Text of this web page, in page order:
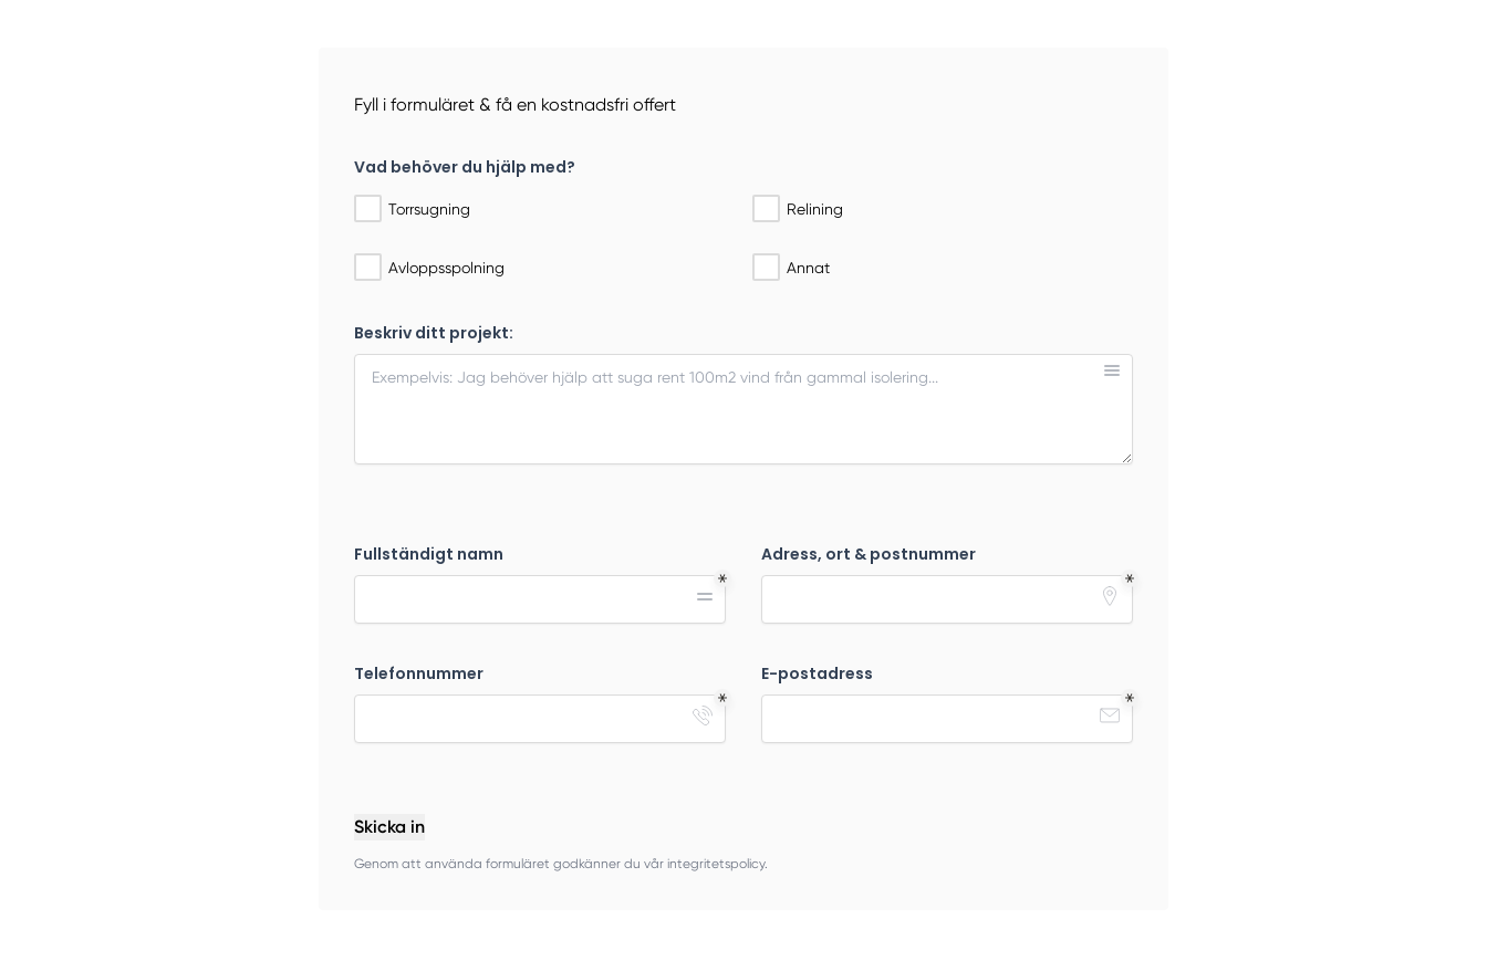
Fyll i formuläret & få en kostnadsfri offert
Vad behöver du hjälp med?
Torrsugning Relining
Avloppsspolning Annat
Beskriv ditt projekt:
Fullständigt namn Adress, ort & postnummer
Telefonnummer E-postadress
Skicka in
Genom att använda formuläret godkänner du vår integritetspolicy.